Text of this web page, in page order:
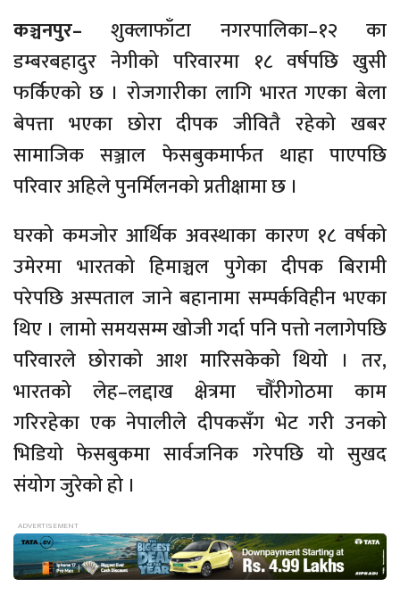
कञ्चनपुर–शुक्लाफाँटा नगरपालिका–१२ का
डम्बरबहादुर नेगीको परिवारमा १८ वर्षपछि खुसी
फर्किएको छ । रोजगारीका लागि भारत गएका बेला
बेपत्ता भएका छोरा दीपक जीवितै रहेको खबर
सामाजिक सञ्जाल फेसबुकमार्फत थाहा पाएपछि
परिवार अहिले पुनर्मिलनको प्रतीक्षामा छ ।
घरको कमजोर आर्थिक अवस्थाका कारण १८ वर्षको
उमेरमा भारतको हिमाञ्चल पुगेका दीपक बिरामी
परेपछि अस्पताल जाने बहानामा सम्पर्कविहीन भएका
थिए । लामो समयसम्म खोजी गर्दा पनि पत्तो नलागेपछि
परिवारले छोराको आश मारिसकेको थियो । तर,
भारतको लेह–लद्दाख क्षेत्रमा चौँरीगोठमा काम
गरिरहेका एक नेपालीले दीपकसँग भेट गरी उनको
भिडियो फेसबुकमा सार्वजनिक गरेपछि यो सुखद
संयोग जुरेको हो ।